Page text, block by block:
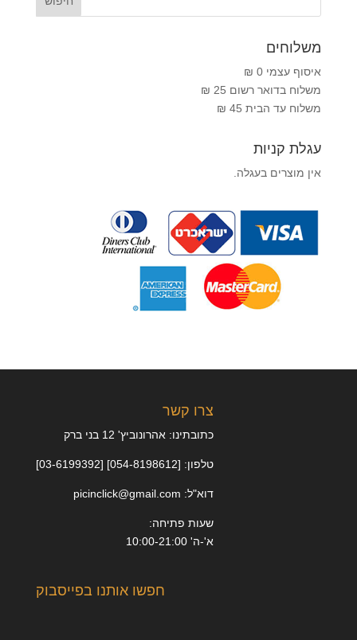
משלוחים
איסוף עצמי 0 ₪
משלוח בדואר רשום 25 ₪
משלוח עד הבית 45 ₪
עגלת קניות
אין מוצרים בעגלה.
צרו קשר
כתובתינו: אהרונוביץ' 12 בני ברק
טלפון: [054-8198612] [03-6199392]
דוא"ל: picinclick@gmail.com
שעות פתיחה:
א'-ה' 10:00-21:00
חפשו אותנו בפייסבוק